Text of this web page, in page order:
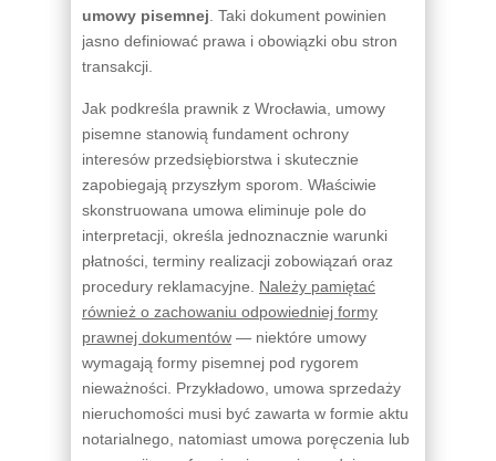
umowy pisemnej . Taki dokument powinien
jasno definiować prawa i obowiązki obu stron
transakcji.
Jak podkreśla prawnik z Wrocławia, umowy
pisemne stanowią fundament ochrony
interesów przedsiębiorstwa i skutecznie
zapobiegają przyszłym sporom. Właściwie
skonstruowana umowa eliminuje pole do
interpretacji, określa jednoznacznie warunki
płatności, terminy realizacji zobowiązań oraz
procedury reklamacyjne. Należy pamiętać
również o zachowaniu odpowiedniej formy
prawnej dokumentów — niektóre umowy
wymagają formy pisemnej pod rygorem
nieważności. Przykładowo, umowa sprzedaży
nieruchomości musi być zawarta w formie aktu
notarialnego, natomiast umowa poręczenia lub